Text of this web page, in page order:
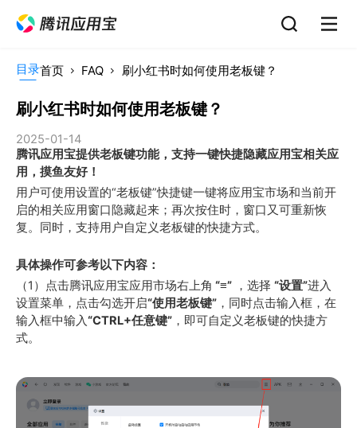
目录首页 FAQ 刷小红书时如何使用老板键？
刷小红书时如何使用老板键？
2025-01-14
腾讯应用宝提供老板键功能，支持一键快捷隐藏应用宝相关应
用，摸鱼友好！
用户可使用设置的“老板键”快捷键一键将应用宝市场和当前开
启的相关应用窗口隐藏起来；再次按住时，窗口又可重新恢
复。同时，支持用户自定义老板键的快捷方式。
具体操作可参考以下内容：
（1）点击腾讯应用宝应用市场右上角 “≡” ，选择 “设置”进入
设置菜单，点击勾选开启“使用老板键”，同时点击输入框，在
输入框中输入“CTRL+任意键”，即可自定义老板键的快捷方
式。